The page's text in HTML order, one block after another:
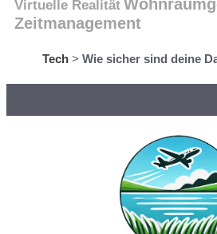
Virtuelle Realität
Zeitmanagement
Tech> Wie sicher sind deine